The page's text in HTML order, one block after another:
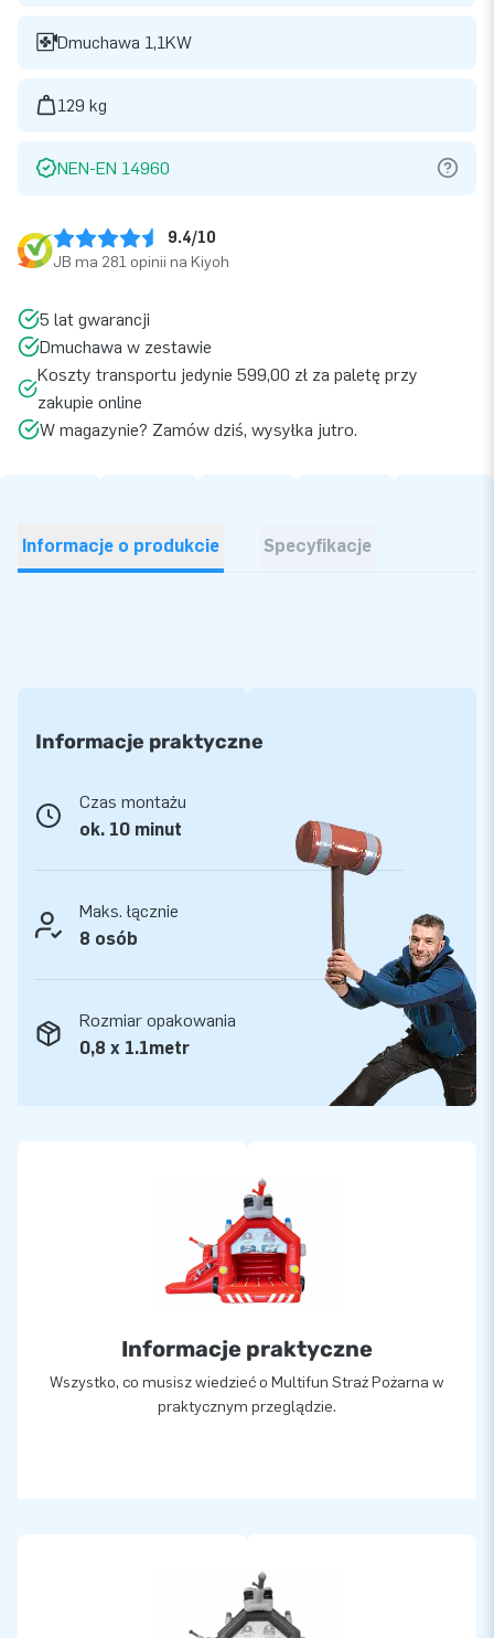
Dmuchawa 1,1KW
129 kg
NEN-EN 14960
9.4/10
JB ma 281 opinii na Kiyoh
5 lat gwarancji
Dmuchawa w zestawie
Koszty transportu jedynie 599,00 zł za paletę przy
zakupie online
W magazynie? Zamów dziś, wysyłka jutro.
Informacje o produkcie Specyfikacje
Informacje praktyczne
Czas montażu
ok. 10 minut
Maks. łącznie
8 osób
Rozmiar opakowania
0,8 x 1.1metr
Informacje praktyczne
Wszystko, co musisz wiedzieć o Multifun Straż Pożarna w
praktycznym przeglądzie.